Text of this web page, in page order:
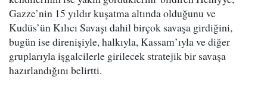
Gazze’nin 15 yıldır kuşatma altında olduğunu ve
Kudüs’ün Kılıcı Savaşı dahil birçok savaşa girdiğini,
bugün ise direnişiyle, halkıyla, Kassam’ıyla ve diğer
gruplarıyla işgalcilerle girilecek stratejik bir savaşa
hazırlandığını belirtti.